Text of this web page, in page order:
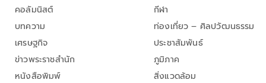
คอลัมนิสต์
บทความ
เศรษฐกิจ
ข่าวพระราชสำนัก
หนังสือพิมพ์
กีฬา
ท่องเที่ยว – ศิลปวัฒนธรรม
ประชาสัมพันธ์
ภูมิภาค
สิ่งแวดล้อม